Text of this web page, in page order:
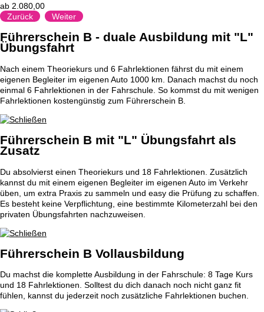
ab 2.080,00
Zurück
Weiter
Führerschein B - duale Ausbildung mit "L"
Übungsfahrt
Nach einem Theoriekurs und 6 Fahrlektionen fährst du mit einem
eigenen Begleiter im eigenen Auto 1000 km. Danach machst du noch
einmal 6 Fahrlektionen in der Fahrschule. So kommst du mit wenigen
Fahrlektionen kostengünstig zum Führerschein B.
Führerschein B mit "L" Übungsfahrt als
Zusatz
Du absolvierst einen Theoriekurs und 18 Fahrlektionen. Zusätzlich
kannst du mit einem eigenen Begleiter im eigenen Auto im Verkehr
üben, um extra Praxis zu sammeln und easy die Prüfung zu schaffen.
Es besteht keine Verpflichtung, eine bestimmte Kilometerzahl bei den
privaten Übungsfahrten nachzuweisen.
Führerschein B Vollausbildung
Du machst die komplette Ausbildung in der Fahrschule: 8 Tage Kurs
und 18 Fahrlektionen. Solltest du dich danach noch nicht ganz fit
fühlen, kannst du jederzeit noch zusätzliche Fahrlektionen buchen.